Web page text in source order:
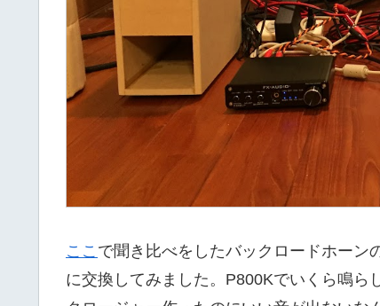
ここ で聞き比べをしたバックロードホーン
に交換してみました。P800Kでいくら鳴ら